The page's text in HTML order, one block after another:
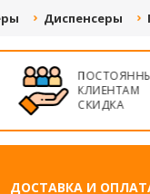
Диспенсеры
ПОСТОЯННЫМ
КЛИЕНТАМ
СКИДКА
ДОСТАВКА И